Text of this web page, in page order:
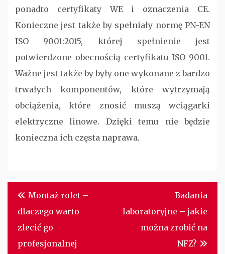
ponadto certyfikaty WE i oznaczenia CE.
Konieczne jest także by spełniały normę PN-EN
ISO 9001:2015, której spełnienie jest
potwierdzone obecnością certyfikatu ISO 9001.
Ważne jest także by były one wykonane z bardzo
trwałych komponentów, które wytrzymają
obciążenia, które znosić muszą wciągarki
elektryczne linowe. Dzięki temu nie będzie
konieczna ich częsta naprawa.
Nawigacja
wpisu
Montaż rolet –
dlaczego warto
zlecić go
profesjonalnej
Badania
laboratoryjne – jakie
można zrobić na
NFZ?